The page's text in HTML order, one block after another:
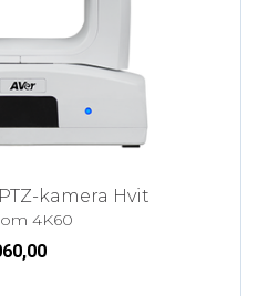
kamera Hvit
4K60